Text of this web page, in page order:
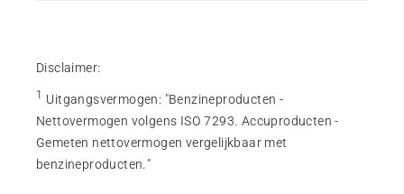
Disclaimer:
1 Uitgangsvermogen: "Benzineproducten -
Nettovermogen volgens ISO 7293. Accuproducten -
Gemeten nettovermogen vergelijkbaar met
benzineproducten."